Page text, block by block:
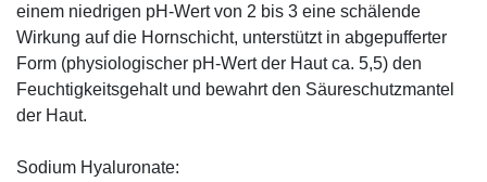
einem niedrigen pH-Wert von 2 bis 3 eine schälende
Wirkung auf die Hornschicht, unterstützt in abgepufferter
Form (physiologischer pH-Wert der Haut ca. 5,5) den
Feuchtigkeitsgehalt und bewahrt den Säureschutzmantel
der Haut.
Sodium Hyaluronate: